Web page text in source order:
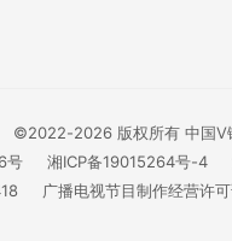
©2022-2026 版权所有 中国V
号
湘ICP备19015264号-4
广播电视节目制作经营许